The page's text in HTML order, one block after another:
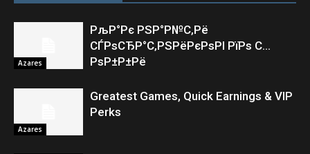
Azares
РљР°Рє РЅР°Р№С‚Рё
СЃРѕСЂР°С‚РЅРёРєРѕРІ РїРѕ С…
РѕР±Р±Рё
Azares
Greatest Games, Quick Earnings & VIP
Perks